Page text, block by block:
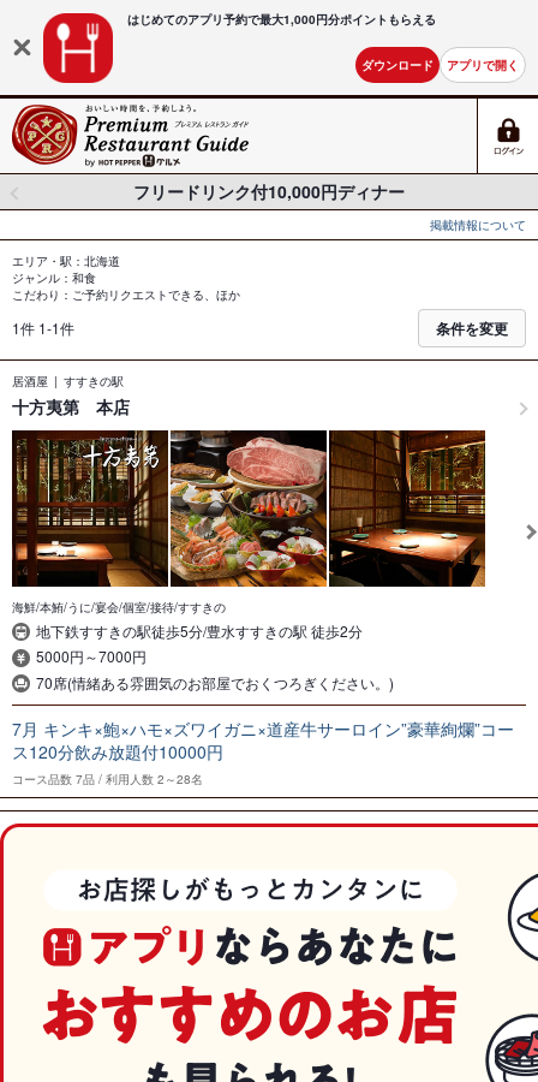
はじめてのアプリ予約で最大1,000円分ポイントもらえる
ダウンロード アプリで開く
フリードリンク付10,000円ディナー
掲載情報について
エリア・駅：北海道
ジャンル：和食
こだわり：ご予約リクエストできる、ほか
1件 1-1件 条件を変更
居酒屋 すすきの駅
十方夷第 本店
海鮮/本鮪/うに/宴会/個室/接待/すすきの
地下鉄すすきの駅徒歩5分/豊水すすきの駅 徒歩2分
5000円～7000円
70席(情緒ある雰囲気のお部屋でおくつろぎください。)
7月 キンキ×鮑×ハモ×ズワイガニ×道産牛サーロイン”豪華絢爛”コー
ス120分飲み放題付10000円
コース品数 7品 利用人数 2～28名